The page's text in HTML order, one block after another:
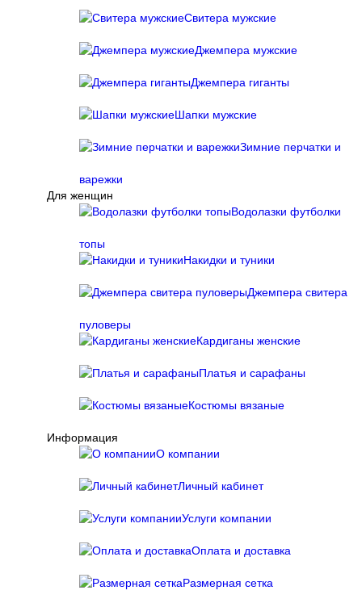
Свитера мужские
Джемпера мужские
Джемпера гиганты
Шапки мужские
Зимние перчатки и
варежки
Для женщин
Водолазки футболки
топы
Накидки и туники
Джемпера свитера
пуловеры
Кардиганы женские
Платья и сарафаны
Костюмы вязаные
Информация
О компании
Личный кабинет
Услуги компании
Оплата и доставка
Размерная сетка